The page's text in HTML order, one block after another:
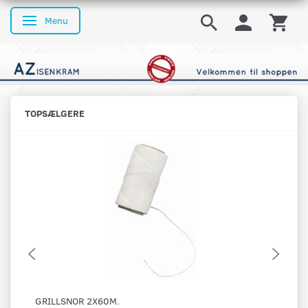
Skifte navigation
Menu
TOPSÆLGERE
GRILLSNOR 2X60M.